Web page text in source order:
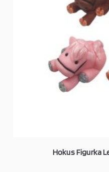
Hokus Figurka